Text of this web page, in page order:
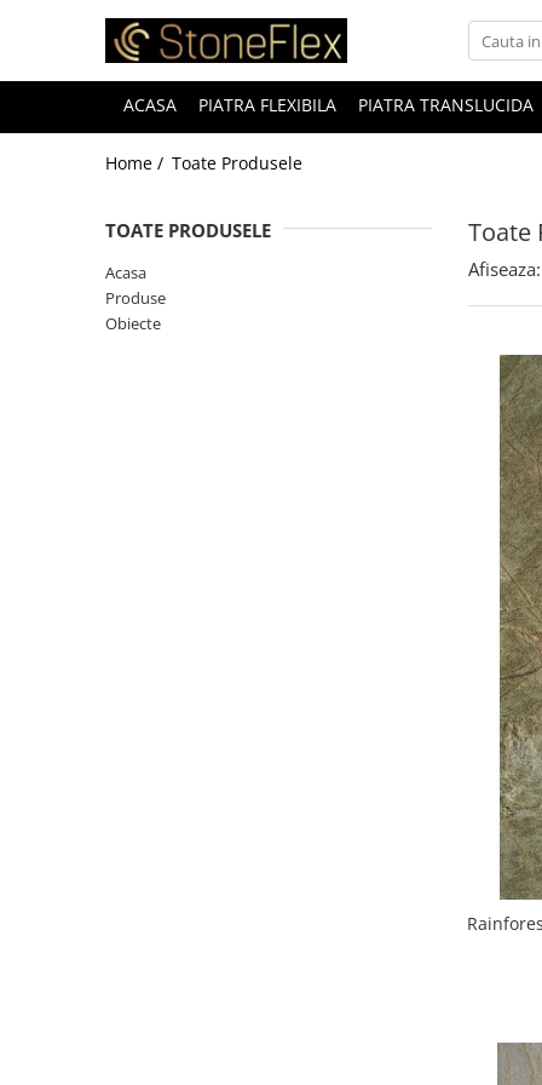
ACASA PIATRA FLEXIBILA PIATRA TRANSLUCIDA
Home / Toate Produsele
Toate
TOATE PRODUSELE
Acasa
Produse
Obiecte
Afiseaza: